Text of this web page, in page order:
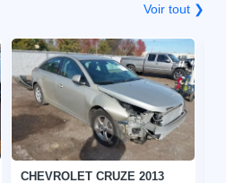
Voir tout ❯
CHEVROLET CRUZE 2013